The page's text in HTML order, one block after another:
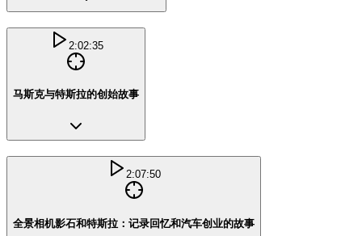
2:02:35
马斯克与特斯拉的创始故事
2:07:50
全景相机影石和特斯拉：记录回忆和汽车创业的故事